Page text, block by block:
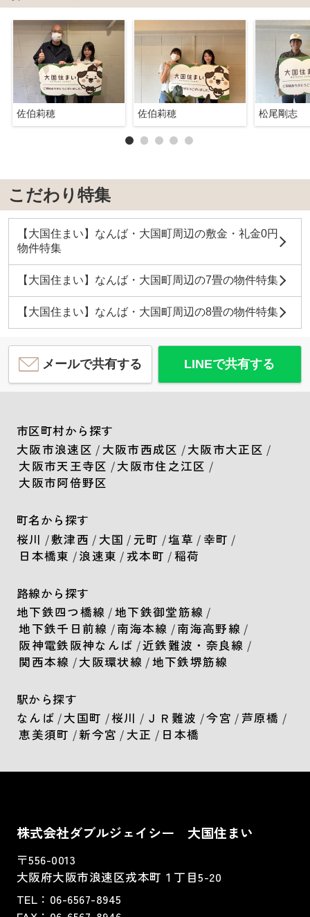
佐伯莉穂 佐伯莉穂 松尾剛志
こだわり特集
【大国住まい】なんば・大国町周辺の敷金・礼金0円
物件特集
【大国住まい】なんば・大国町周辺の7畳の物件特集
【大国住まい】なんば・大国町周辺の8畳の物件特集
メールで共有する LINEで共有する
市区町村から探す
大阪市浪速区 / 大阪市西成区 /大阪市大正区 /
大阪市天王寺区 /大阪市住之江区 /
大阪市阿倍野区
町名から探す
桜川 /敷津西 / 大国 / 元町 /塩草 / 幸町 /
日本橋東 /浪速東 / 戎本町 /稲荷
路線から探す
地下鉄四つ橋線 /地下鉄御堂筋線 /
地下鉄千日前線 /南海本線 /南海高野線 /
阪神電鉄阪神なんば /近鉄難波・奈良線 /
関西本線 /大阪環状線 /地下鉄堺筋線
駅から探す
なんば /大国町 /桜川 / ＪＲ難波 /今宮 / 芦原橋 /
恵美須町 /新今宮 / 大正 / 日本橋
株式会社ダブルジェイシー 大国住まい
〒556-0013
大阪府大阪市浪速区戎本町１丁目5-20
TEL： 06-6567-8945